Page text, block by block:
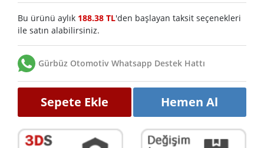
Bu ürünü aylık 188.38 TL'den başlayan taksit seçenekleri
ile satın alabilirsiniz.
Gürbüz Otomotiv Whatsapp Destek Hattı
Sepete Ekle Hemen Al